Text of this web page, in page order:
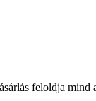
feloldja mind